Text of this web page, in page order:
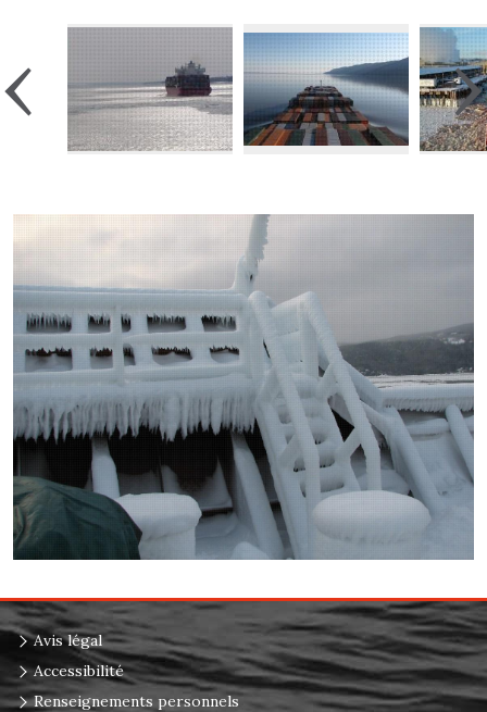
‹ ›
Avis légal
Accessibilité
Renseignements personnels